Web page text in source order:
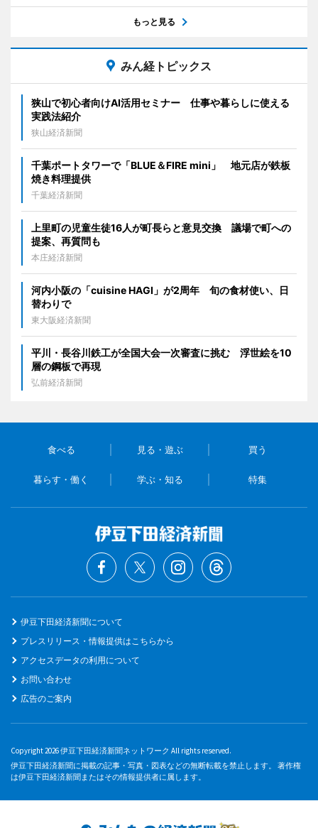
もっと見る
みん経トピックス
狭山で初心者向けAI活用セミナー 仕事や暮らしに使える
実践法紹介
狭山経済新聞
千葉ポートタワーで「BLUE＆FIRE mini」 地元店が鉄板
焼き料理提供
千葉経済新聞
上里町の児童生徒16人が町長らと意見交換 議場で町への
提案、再質問も
本庄経済新聞
河内小阪の「cuisine HAGI」が2周年 旬の食材使い、日
替わりで
東大阪経済新聞
平川・長谷川鉄工が全国大会一次審査に挑む 浮世絵を10
層の鋼板で再現
弘前経済新聞
食べる 見る・遊ぶ 買う
暮らす・働く 学ぶ・知る 特集
伊豆下田経済新聞について
プレスリリース・情報提供はこちらから
アクセスデータの利用について
お問い合わせ
広告のご案内
Copyright 2026 伊豆下田経済新聞ネットワーク All rights reserved.
伊豆下田経済新聞に掲載の記事・写真・図表などの無断転載を禁止します。 著作権
は伊豆下田経済新聞またはその情報提供者に属します。